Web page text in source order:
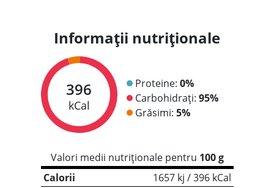
Informații nutriționale
396
kCal
Proteine: 0%
Carbohidrați: 95%
Grăsimi: 5%
Valori medii nutriționale pentru 100 g
Calorii
1657 kj / 396 kCal